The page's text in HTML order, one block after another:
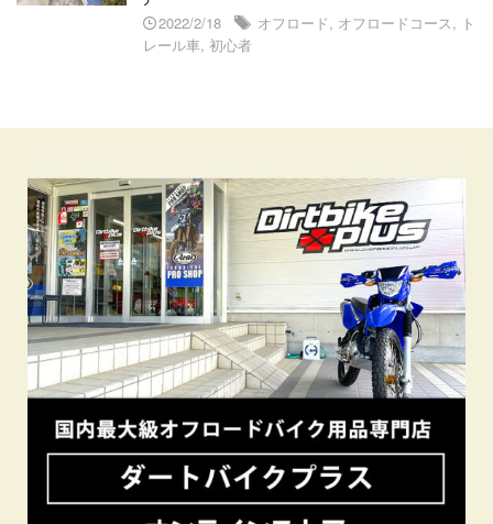
2022/2/18 オフロード, オフロードコース, ト
レール車, 初心者